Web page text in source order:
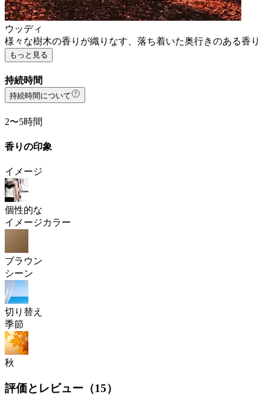
ウッディ
様々な樹木の香りが織りなす、落ち着いた奥行きのある香り
もっと見る
持続時間
持続時間について
2〜5時間
香りの印象
イメージ
個性的な
イメージカラー
ブラウン
シーン
切り替え
季節
秋
評価とレビュー（15）